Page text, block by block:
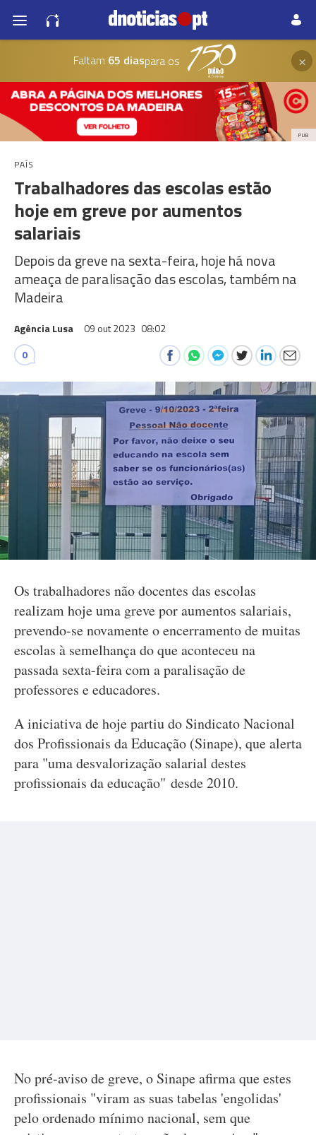
Faltam 65 diaspara os ×
PUB
PAÍS
Trabalhadores das escolas estão
hoje em greve por aumentos
salariais
Depois da greve na sexta-feira, hoje há nova
ameaça de paralisação das escolas, também na
Madeira
Agência Lusa 09 out 2023 08:02
0
Os trabalhadores não docentes das escolas
realizam hoje uma greve por aumentos salariais,
prevendo-se novamente o encerramento de muitas
escolas à semelhança do que aconteceu na
passada sexta-feira com a paralisação de
professores e educadores.
A iniciativa de hoje partiu do Sindicato Nacional
dos Profissionais da Educação (Sinape), que alerta
para "uma desvalorização salarial destes
profissionais da educação" desde 2010.
No pré-aviso de greve, o Sinape afirma que estes
profissionais "viram as suas tabelas 'engolidas'
pelo ordenado mínimo nacional, sem que